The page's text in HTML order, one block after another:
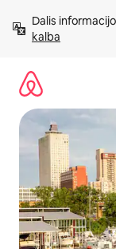
prie
turinio
Dalis
kalba